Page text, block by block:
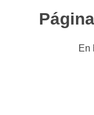
En